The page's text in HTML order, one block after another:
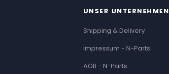
UNSER UNTERNEHMEN
Shipping & Delivery
Impressum - N-Parts
AGB - N-Parts